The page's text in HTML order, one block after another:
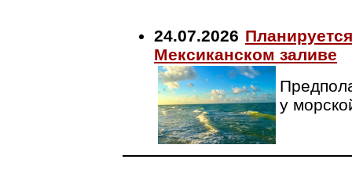
24.07.2026
Мексиканском заливе
у